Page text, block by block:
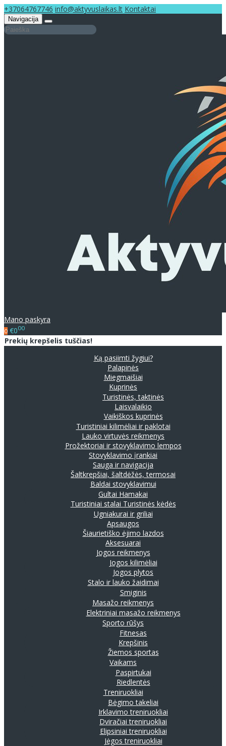
+37064767746 info@aktyvuslaikas.lt Kontaktai
Navigacija
Mano paskyra
0 €000
Prekių krepšelis tuščias!
Ką pasiimti žygiui?
Palapinės
Miegmaišiai
Kuprinės
Turistinės, taktinės
Laisvalaikio
Vaikiškos kuprinės
Turistiniai kilimėliai ir paklotai
Lauko virtuvės reikmenys
Prožektoriai ir stovyklavimo lempos
Stovyklavimo įrankiai
Sauga ir navigacija
Šaltkrepšiai, šaltdėžės, termosai
Baldai stovyklavimui
Gultai Hamakai
Turistiniai stalai Turistinės kėdės
Ugniakurai ir griliai
Apsaugos
Šiaurietiško ėjimo lazdos
Aksesuarai
Jogos reikmenys
Jogos kilimėliai
Jogos plytos
Stalo ir lauko žaidimai
Smiginis
Masažo reikmenys
Elektriniai masažo reikmenys
Sporto rūšys
Fitnesas
Krepšinis
Žiemos sportas
Vaikams
Paspirtukai
Riedlentės
Treniruokliai
Bėgimo takeliai
Irklavimo treniruokliai
Dviračiai treniruokliai
Elipsiniai treniruokliai
Jėgos treniruokliai